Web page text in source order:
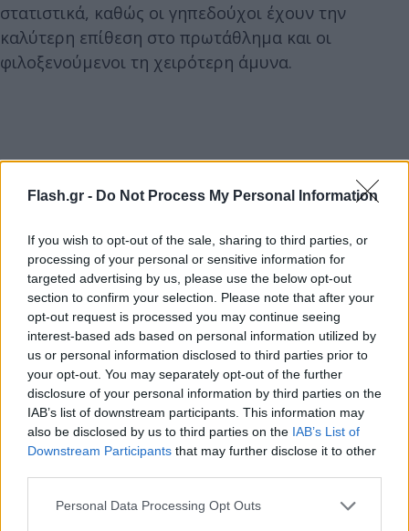
Flash.gr - Do Not Process My Personal Information
If you wish to opt-out of the sale, sharing to third parties, or
processing of your personal or sensitive information for
targeted advertising by us, please use the below opt-out
section to confirm your selection. Please note that after your
opt-out request is processed you may continue seeing
interest-based ads based on personal information utilized by
us or personal information disclosed to third parties prior to
your opt-out. You may separately opt-out of the further
disclosure of your personal information by third parties on the
IAB’s list of downstream participants. This information may
also be disclosed by us to third parties on the IAB’s List of
Downstream Participants that may further disclose it to other
Please note that this website/app uses one or more Google
Personal Data Processing Opt Outs
στατιστικά, καθώς οι γηπεδούχοι έχουν την
καλύτερη επίθεση στο πρωτάθλημα και οι
φιλοξενούμενοι τη χειρότερη άμυνα.